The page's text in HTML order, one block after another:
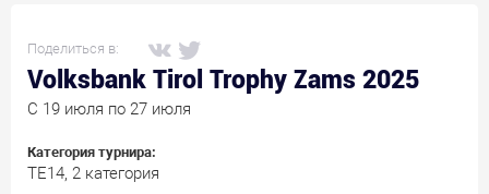
Поделиться в:
Volksbank Tirol Trophy Zams 2025
C 19 июля по 27 июля
Категория турнира:
ТЕ14, 2 категория